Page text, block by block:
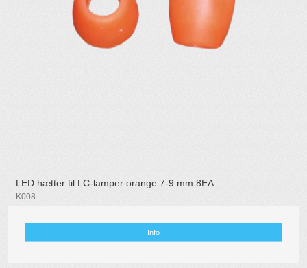
LED hætter til LC-lamper orange 7-9 mm 8EA
K008
Info